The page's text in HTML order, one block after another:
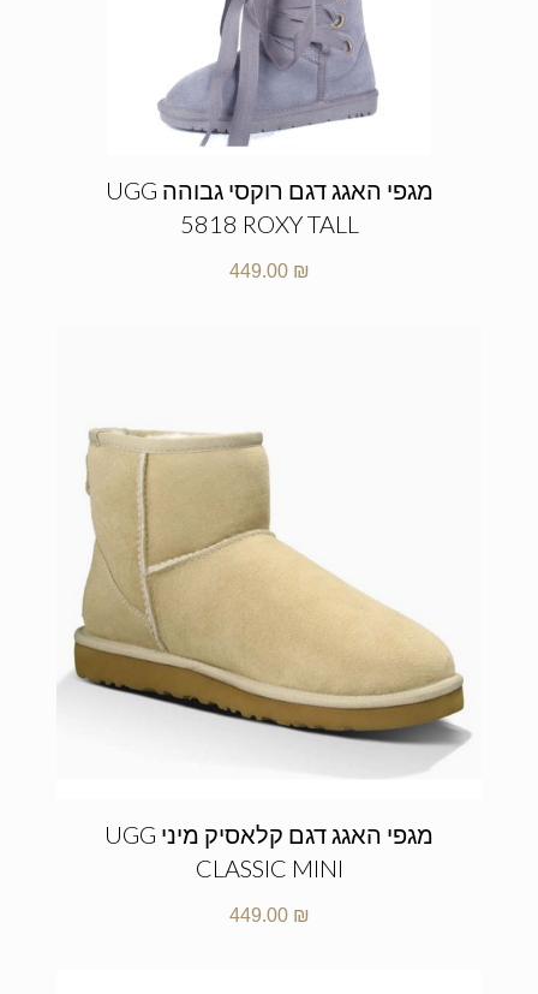
מגפי האגג דגם רוקסי גבוהה UGG
5818 ROXY TALL
449.00 ₪
מגפי האגג דגם קלאסיק מיני UGG
CLASSIC MINI
449.00 ₪